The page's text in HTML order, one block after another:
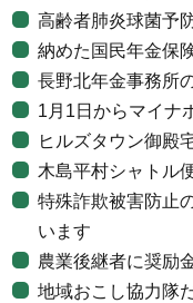
高齢者肺炎球菌予
納めた国民年金保
長野北年金事務所
1月1日からマイナ
ヒルズタウン御殿
木島平村シャトル
特殊詐欺被害防止
います
農業後継者に奨励
地域おこし協力隊